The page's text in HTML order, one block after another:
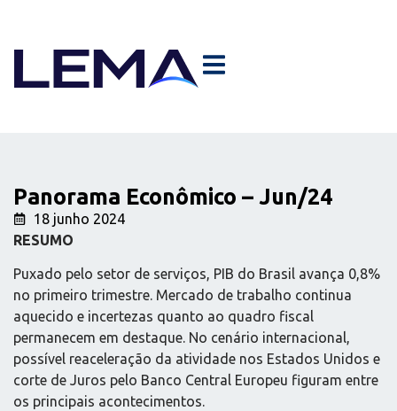
Panorama Econômico – Jun/24
18 junho 2024
RESUMO
Puxado pelo setor de serviços, PIB do Brasil avança 0,8%
no primeiro trimestre. Mercado de trabalho continua
aquecido e incertezas quanto ao quadro fiscal
permanecem em destaque. No cenário internacional,
possível reaceleração da atividade nos Estados Unidos e
corte de Juros pelo Banco Central Europeu figuram entre
os principais acontecimentos.